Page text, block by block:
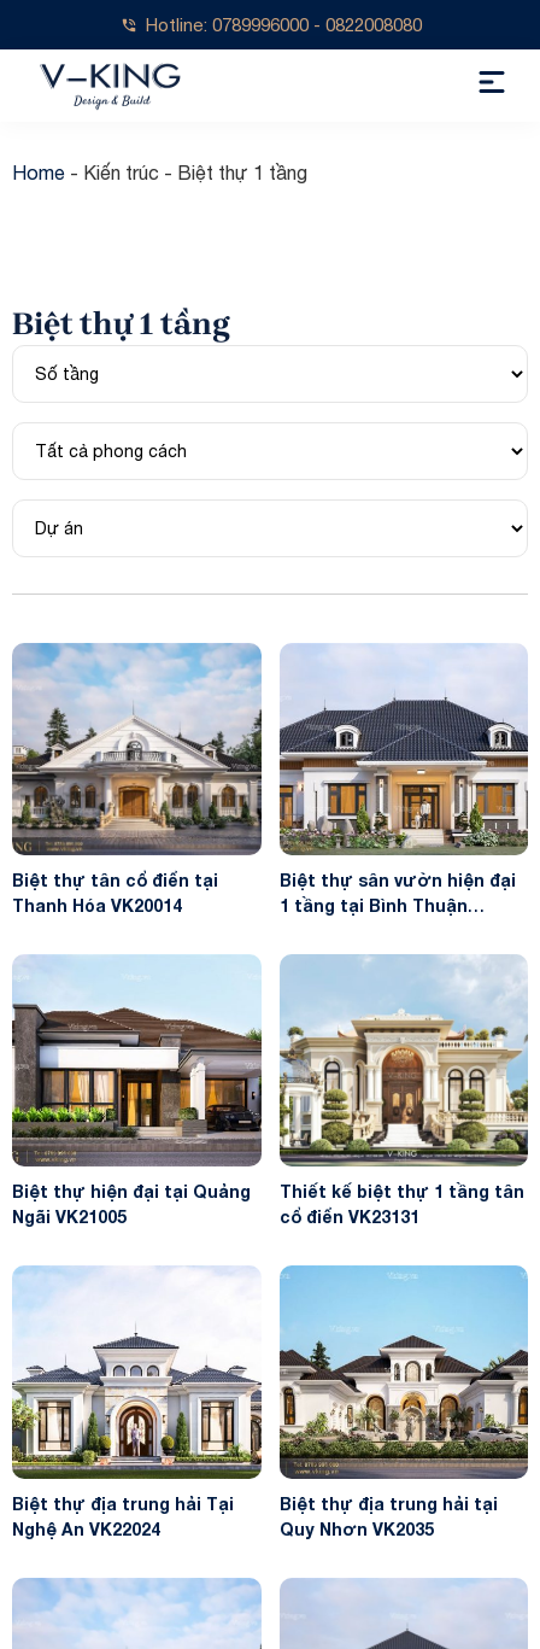
Hotline: 0789996000 - 0822008080
Home - Kiến trúc - Biệt thự 1 tầng
Biệt thự 1 tầng
Biệt thự tân cổ điển tại
Thanh Hóa VK20014
Biệt thự sân vườn hiện đại
1 tầng tại Bình Thuận
Biệt thự hiện đại tại Quảng
Ngãi VK21005
Thiết kế biệt thự 1 tầng tân
cổ điển VK23131
Biệt thự địa trung hải Tại
Nghệ An VK22024
Biệt thự địa trung hải tại
Quy Nhơn VK2035